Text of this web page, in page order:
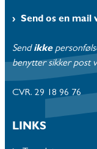
Send os en mail
Send ikke
benytter sikker post
CVR. 29 18 96 76
LINKS